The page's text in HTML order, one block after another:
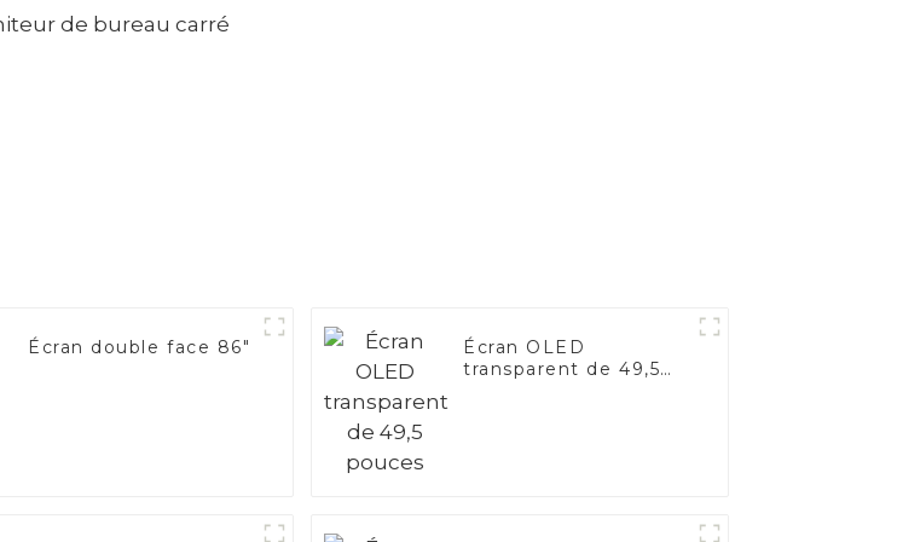
Écran double face 86"
Écran OLED
transparent de 49,5